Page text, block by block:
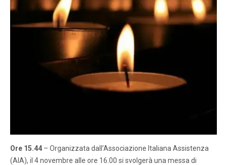
Ore 15.44 – Organizzata dall’Associazione Italiana Assistenza
(AIA), il 4 novembre alle ore 16.00 si svolgerà una messa di